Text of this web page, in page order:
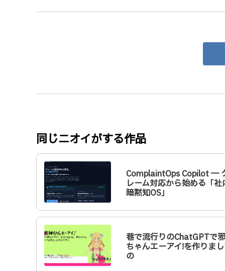
同じニオイがする作品
ComplaintOps Copilot ─
レーム対応から始める「社
暗黙知OS」
巷で流行りのChatGPTで
ちゃんエーアイ!を作りま
の